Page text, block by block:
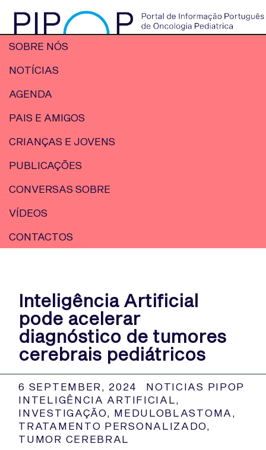
SOBRE NÓS
NOTÍCIAS
AGENDA
PAIS E AMIGOS
CRIANÇAS E JOVENS
PUBLICAÇÕES
CONVERSAS SOBRE
VÍDEOS
CONTACTOS
Inteligência Artificial
pode acelerar
diagnóstico de tumores
cerebrais pediátricos
6 SEPTEMBER, 2024
NOTICIAS PIPOP
INTELIGÊNCIA ARTIFICIAL,
INVESTIGAÇÃO, MEDULOBLASTOMA ,
TRATAMENTO PERSONALIZADO,
TUMOR CEREBRAL